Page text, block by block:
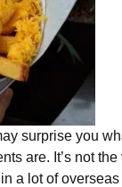
surprise you
are. It’s not
a lot of overseas